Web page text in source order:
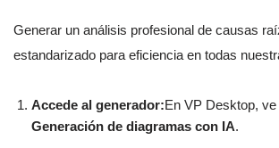
Generar un análisis profesional de causas
estandarizado para eficiencia en todas
Accede al generador:En VP Desktop, ve
Generación de diagramas con IA.